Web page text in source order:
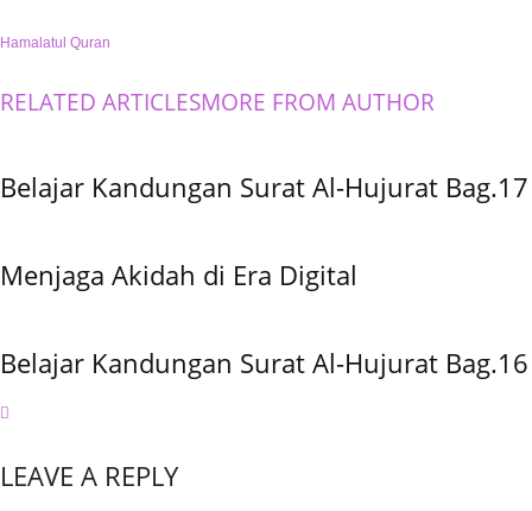
Hamalatul Quran
RELATED ARTICLESMORE FROM AUTHOR
Belajar Kandungan Surat Al-Hujurat Bag.17
Menjaga Akidah di Era Digital
Belajar Kandungan Surat Al-Hujurat Bag.16
LEAVE A REPLY